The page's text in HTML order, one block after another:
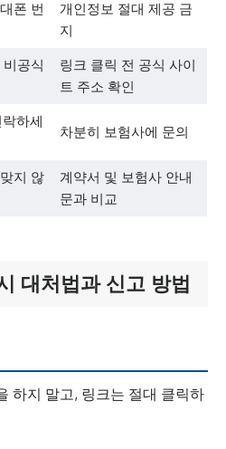
폰 번
개인정보 절대 제공 금
지
공식
링크 클릭 전 공식 사이
트 주소 확인
락하세
차분히 보험사에 문의
지 않
계약서 및 보험사 안내
문과 비교
대처법과 신고 방법
하지 말고, 링크는 절대 클릭하